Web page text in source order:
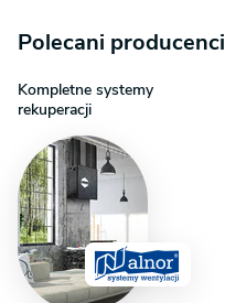
Polecani producenci
Kompletne systemy
rekuperacji